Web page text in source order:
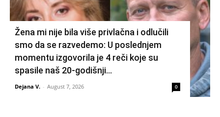
Žena mi nije bila više privlačna i odlučili
smo da se razvedemo: U poslednjem
momentu izgovorila je 4 reči koje su
spasile naš 20-godišnji...
Dejana V. - August 7, 2026 0